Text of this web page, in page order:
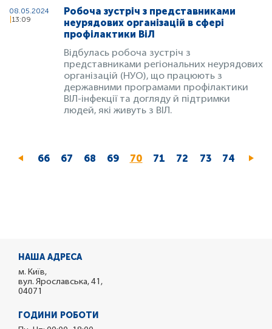
08.05.2024
13:09
Робоча зустріч з представниками
неурядових організацій в сфері
профілактики ВіЛ
Відбулась робоча зустріч з
представниками регіональних неурядових
організацій (НУО), що працюють з
державними програмами профілактики
ВІЛ-інфекції та догляду й підтримки
людей, які живуть з ВІЛ.
Page
66 Page
67 Page
68 Page
69
Поточна
70 Page
71 Page
72 Page
73 Page
74
НАША АДРЕСА
м. Київ,
вул. Ярославська, 41,
04071
ГОДИНИ РОБОТИ